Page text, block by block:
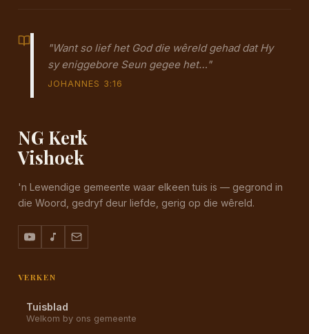
"Want so lief het God die wêreld gehad dat Hy
sy eniggebore Seun gegee het…"
JOHANNES 3:16
NG Kerk
Vishoek
'n Lewendige gemeente waar elkeen tuis is — gegrond in
die Woord, gedryf deur liefde, gerig op die wêreld.
VERKEN
Tuisblad
Welkom by ons gemeente